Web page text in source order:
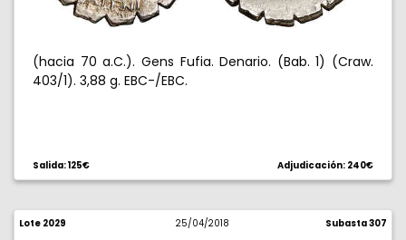
(hacia 70 a.C.). Gens Fufia. Denario. (Bab. 1) (Craw.
403/1). 3,88 g. EBC-/EBC.
Salida: 125€ Adjudicación: 240€
Lote 2029 25/04/2018 Subasta 307